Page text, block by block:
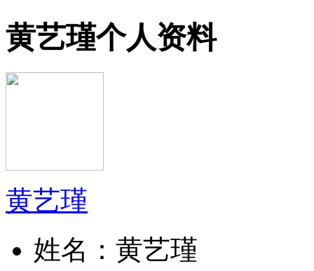
黄艺瑾个人资料
黄艺瑾
姓名： 黄艺瑾